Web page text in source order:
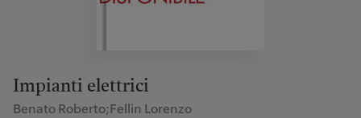
Impianti elettrici
Benato Roberto;Fellin Lorenzo